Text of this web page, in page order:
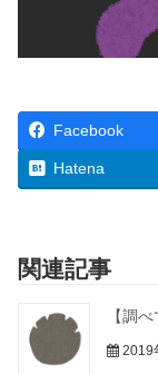
Facebook
Hatena
関連記事
【調
2019